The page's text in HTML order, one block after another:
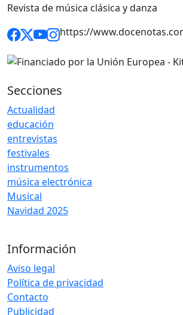
Revista de música clásica y danza
https://
Secciones
Actualidad
educación
entrevistas
festivales
instrumentos
música electrónica
Musical
Navidad 2025
Información
Aviso legal
Política de privacidad
Contacto
Publicidad